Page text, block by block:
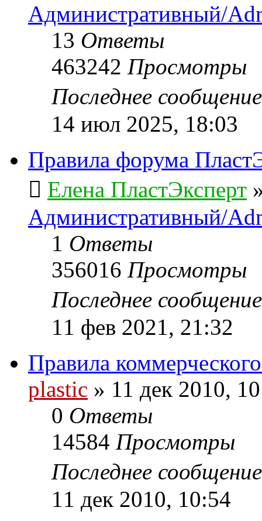
Административный/
13 Ответы
463242 Просмотры
Последнее
14 июл 2025, 18:03
Правила форума
Елена ПластЭксперт
Административный/
1 Ответы
356016 Просмотры
Последнее
11 фев 2021, 21:32
Правила
plastic » 11 дек 2010,
0 Ответы
14584 Просмотры
Последнее
11 дек 2010, 10:54